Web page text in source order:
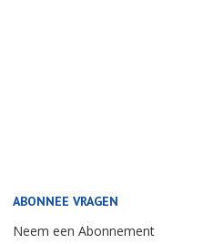
ABONNEE VRAGEN
Neem een Abonnement